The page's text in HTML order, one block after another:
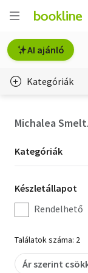
AI ajánló
Kategóriák
Hobbi, szabadidő
Irodalom
Művészet
Szakkönyv
Michalea
Kategória
szűrés
Kategóriák
Készletállapot
szűrés
Készletállapot
Rendelhető
Találatok száma: 2
Ár szerint